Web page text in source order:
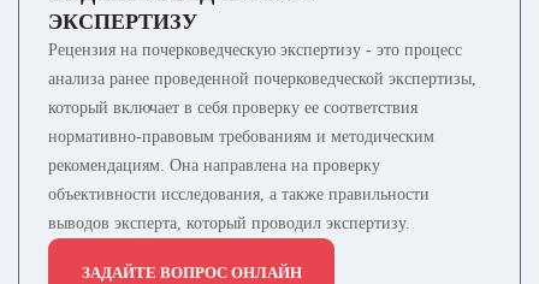
ЭКСПЕРТИЗУ
Рецензия на почерковедческую экспертизу - это процесс
анализа ранее проведенной почерковедческой экспертизы,
который включает в себя проверку ее соответствия
нормативно-правовым требованиям и методическим
рекомендациям. Она направлена на проверку
объективности исследования, а также правильности
выводов эксперта, который проводил экспертизу.
ЗАДАЙТЕ ВОПРОС ОНЛАЙН